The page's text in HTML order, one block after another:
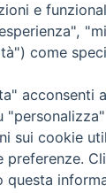
- Tutti i
e
come
acconsenti
sui cookie
preferenze.